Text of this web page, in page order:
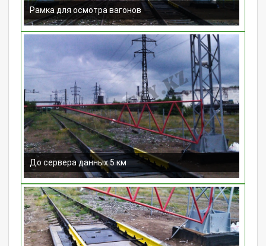
Рамка для осмотра вагонов
До сервера данных 5 км